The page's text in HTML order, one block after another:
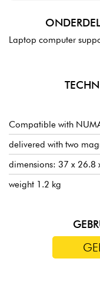
Laptop computer
Compatible with
delivered with two
dimensions: 37 x 26.8
weight 1.2 kg